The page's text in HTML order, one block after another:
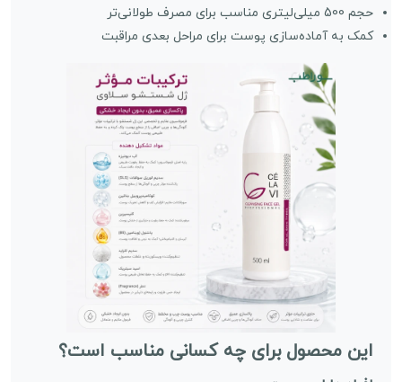
حجم 500 میلی‌لیتری مناسب برای مصرف طولانی‌تر
کمک به آماده‌سازی پوست برای مراحل بعدی مراقبت
این محصول برای چه کسانی مناسب است؟